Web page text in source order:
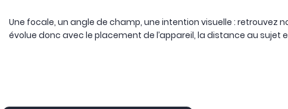
Une focale, un angle de champ, une intention visuelle : retrouvez
évolue donc avec le placement de l’appareil, la distance au
De l’ultra grand-angle au super-téléobjectif, la focale fixe peut
décentrement pour le contrôle de la perspective, modèles à